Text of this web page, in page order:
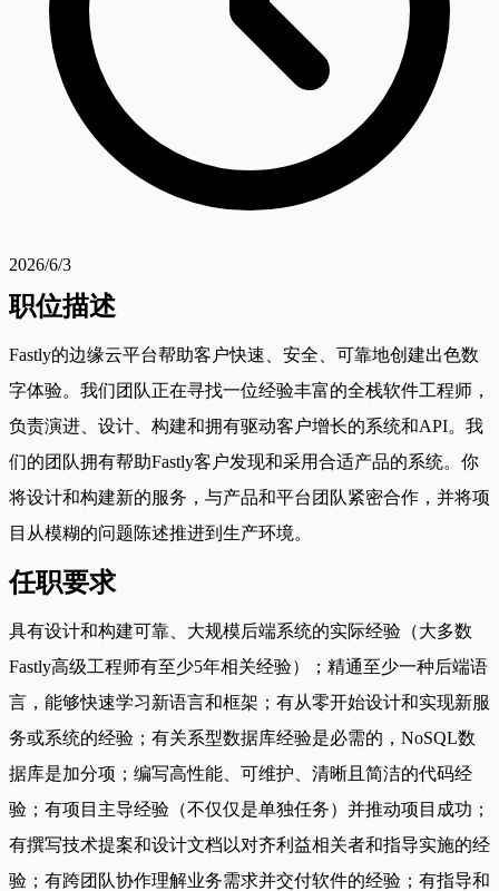
2026/6/3
职位描述
Fastly的边缘云平台帮助客户快速、安全、可靠地创建出色数
字体验。我们团队正在寻找一位经验丰富的全栈软件工程师，
负责演进、设计、构建和拥有驱动客户增长的系统和API。我
们的团队拥有帮助Fastly客户发现和采用合适产品的系统。你
将设计和构建新的服务，与产品和平台团队紧密合作，并将项
目从模糊的问题陈述推进到生产环境。
任职要求
具有设计和构建可靠、大规模后端系统的实际经验（大多数
Fastly高级工程师有至少5年相关经验）；精通至少一种后端语
言，能够快速学习新语言和框架；有从零开始设计和实现新服
务或系统的经验；有关系型数据库经验是必需的，NoSQL数
据库是加分项；编写高性能、可维护、清晰且简洁的代码经
验；有项目主导经验（不仅仅是单独任务）并推动项目成功；
有撰写技术提案和设计文档以对齐利益相关者和指导实施的经
验；有跨团队协作理解业务需求并交付软件的经验；有指导和